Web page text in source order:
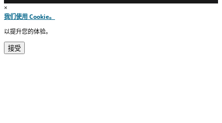
×
我们使用 Cookie。
以提升您的体验。
接受